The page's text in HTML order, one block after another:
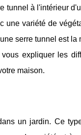
tunnel à l'intérieur
une variété de
serre tunnel est la
expliquer les
maison.
un jardin. Ce